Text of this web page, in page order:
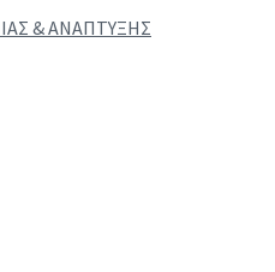
& ΑΝΑΠΤΥΞΗΣ